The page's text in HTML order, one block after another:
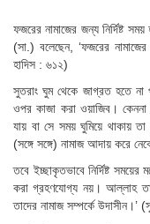
ফজরের নামাজের জন্য নির্দিষ্ট
(সা.) বলেছেন, ‘ফজরের
হাদিস : ৬১২)
সুতরাং ঘুম থেকে জাগ্রত হতে না
ওপর কাজা করা ওয়াজিব।
যায় বা সে সময় ঘুমিয়ে থাকায়
(সঙ্গে সঙ্গে) নামাজ আদায় করে
তবে ইচ্ছাকৃতভাবে নির্দিষ্ট
করা গ্রহণযোগ্য নয়। আল্লাহ
তাদের নামাজ সম্পর্কে